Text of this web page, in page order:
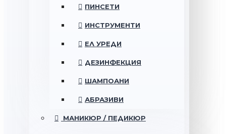
ПИНСЕТИ
ИНСТРУМЕНТИ
ЕЛ УРЕДИ
ДЕЗИНФЕКЦИЯ
ШАМПОАНИ
АБРАЗИВИ
МАНИКЮР / ПЕДИКЮР